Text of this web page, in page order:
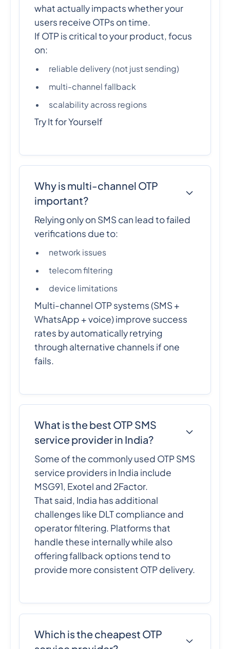
what actually impacts whether your
users receive OTPs on time.
If OTP is critical to your product, focus
on:
reliable delivery (not just sending)
multi-channel fallback
scalability across regions
Try It for Yourself
Why is multi-channel OTP
important?
Relying only on SMS can lead to failed
verifications due to:
network issues
telecom filtering
device limitations
Multi-channel OTP systems (SMS +
WhatsApp + voice) improve success
rates by automatically retrying
through alternative channels if one
fails.
What is the best OTP SMS
service provider in India?
Some of the commonly used OTP SMS
service providers in India include
MSG91, Exotel and 2Factor.
That said, India has additional
challenges like DLT compliance and
operator filtering. Platforms that
handle these internally while also
offering fallback options tend to
provide more consistent OTP delivery.
Which is the cheapest OTP